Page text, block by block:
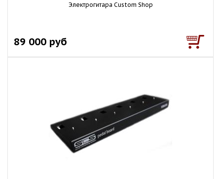
Электрогитара Custom Shop
89 000 руб